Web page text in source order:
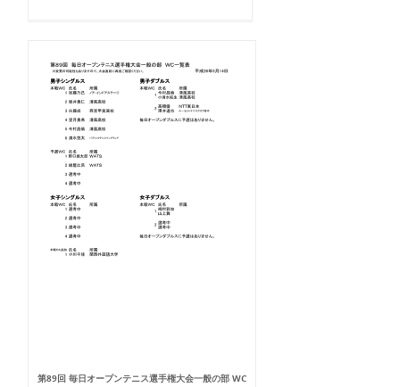
第89回 毎日オープンテニス選手権大会一般の部 WC